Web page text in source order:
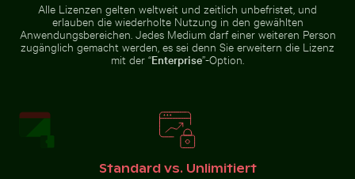
Eleganter Tulpenstrauß in
Glasvase
Radfahrer auf sonnigem Radweg
Le Morne Brabant Berg und Küste in Mauritius
Le Morne Brabant Berg und
Küste in Mauritius
Mit Frost bedecktes Gras
Mit Frost bedecktes Gras in
Winterlandschaft
Stadtbusse vor Wolkenkratzern in urbaner Umgebung
Eleganter Reiher am
Alle Lizenzen gelten weltweit und zeitlich unbefristet, und
erlauben die wiederholte Nutzung in den gewählten
Anwendungsbereichen. Jedes Medium darf einer weiteren Person
zugänglich gemacht werden, es sei denn Sie erweitern die Lizenz
mit der “Enterprise”-Option.
Standard vs. Unlimitiert